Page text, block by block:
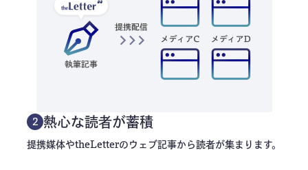
2 熱心な読者が蓄積
提携媒体やtheLetterのウェブ記事から読者が集まります。